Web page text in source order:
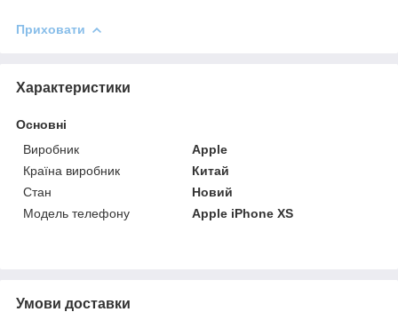
Приховати
Характеристики
Основні
Виробник
Apple
Країна виробник
Китай
Стан
Новий
Модель телефону
Apple iPhone XS
Умови доставки